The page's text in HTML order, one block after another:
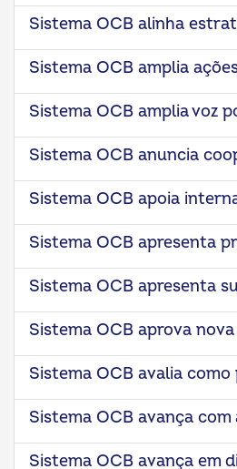
Sistema OCB alinha
Sistema OCB amplia
Sistema OCB amplia voz
Sistema OCB anuncia
Sistema OCB apoia
Sistema OCB apresenta
Sistema OCB apresenta
Sistema OCB aprova
Sistema OCB avalia
Sistema OCB avança
Sistema OCB avança em